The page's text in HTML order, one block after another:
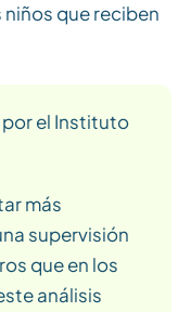
que reciben
el Instituto
más
supervisión
que en los
análisis